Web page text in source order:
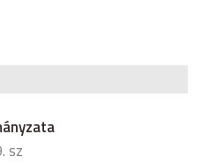
sz